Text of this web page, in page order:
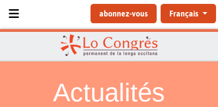
abonnez-vous Français
Actualités